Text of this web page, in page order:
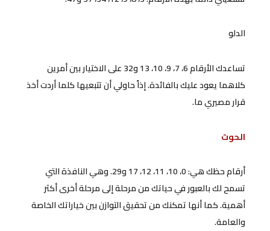
الدلو
تساعدك الأرقام 6، 7، 9، 10، 13 و32 على الاختيار بين أمرين
كلاهما يعود عليك بالفائدة. إذاً حاولي أن تتبعيها كلما أردت أخذ
قرار مصيري ما.
الحوت
أرقام حظك هي: 0، 10، 11، 12، 17 و29. وهي النافذة التي
تسمح لك بالعبور في حياتك من مرحلة إلى مرحلة أخرى أكثر
أهمية. كما أنها تمكنك من تحقيق التوازن بين خياراتك الخاصة
والعامة.